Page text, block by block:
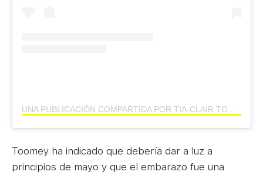
Toomey ha indicado que debería dar a luz a
principios de mayo y que el embarazo fue una